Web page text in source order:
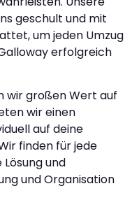
geschult und mit
um jeden Umzug
erfolgreich
wir großen Wert auf
wir einen
auf deine
finden für jede
und
und Organisation